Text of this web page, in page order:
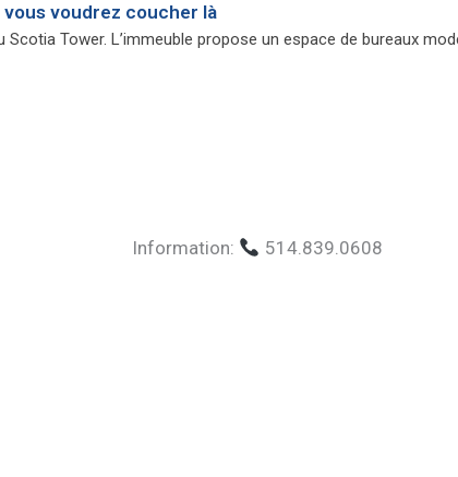
voudrez coucher là
Tower. L’immeuble propose un espace de bureaux
Information: 514.839.0608